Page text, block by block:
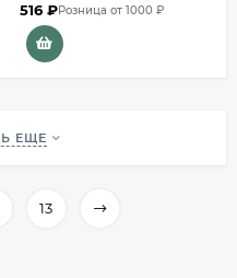
516 ₽Розница от 1000 ₽
ЕЩЕ
13